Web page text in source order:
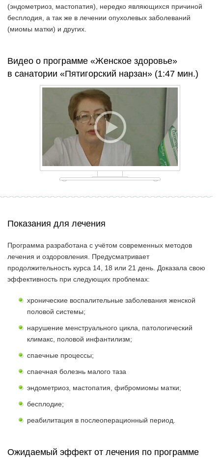
(эндометриоз, мастопатия), нередко являющихся причиной
бесплодия, а так же в лечении опухолевых заболеваний
(миомы матки) и других.
Видео о программе «Женское здоровье»
в санатории «Пятигорский нарзан» (1:47 мин.)
Показания для лечения
Программа разработана с учётом современных методов
лечения и оздоровления. Предусматривает
продолжительность курса 14, 18 или 21 день. Доказала свою
эффективность при следующих проблемах:
хронические воспалительные заболевания женской
половой системы;
нарушение менструального цикла, патологический
климакс, половой инфантилизм;
спаечные процессы;
cпаечная болезнь малого таза
эндометриоз, мастопатия, фибромиомы матки;
бесплодие;
реабилитация в послеоперационный период.
Ожидаемый эффект от лечения по программе